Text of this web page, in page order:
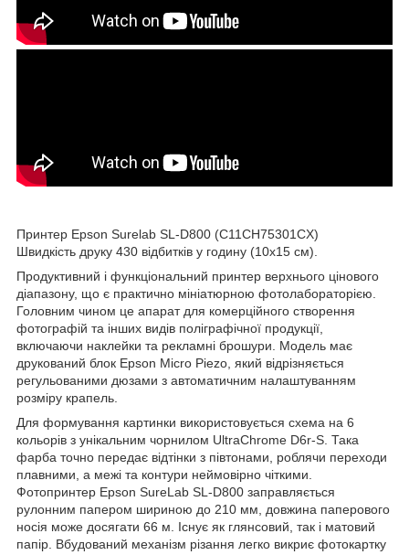
Принтер Epson Surelab SL-D800 (C11CH75301CX)
Швидкість друку 430 відбитків у годину (10x15 см).
Продуктивний і функціональний принтер верхнього цінового
діапазону, що є практично мініатюрною фотолабораторією.
Головним чином це апарат для комерційного створення
фотографій та інших видів поліграфічної продукції,
включаючи наклейки та рекламні брошури. Модель має
друкований блок Epson Micro Piezo, який відрізняється
регульованими дюзами з автоматичним налаштуванням
розміру крапель.
Для формування картинки використовується схема на 6
кольорів з унікальним чорнилом UltraChrome D6r-S. Така
фарба точно передає відтінки з півтонами, роблячи переходи
плавними, а межі та контури неймовірно чіткими.
Фотопринтер Epson SureLab SL-D800 заправляється
рулонним папером шириною до 210 мм, довжина паперового
носія може досягати 66 м. Існує як глянсовий, так і матовий
папір. Вбудований механізм різання легко викриє фотокартку